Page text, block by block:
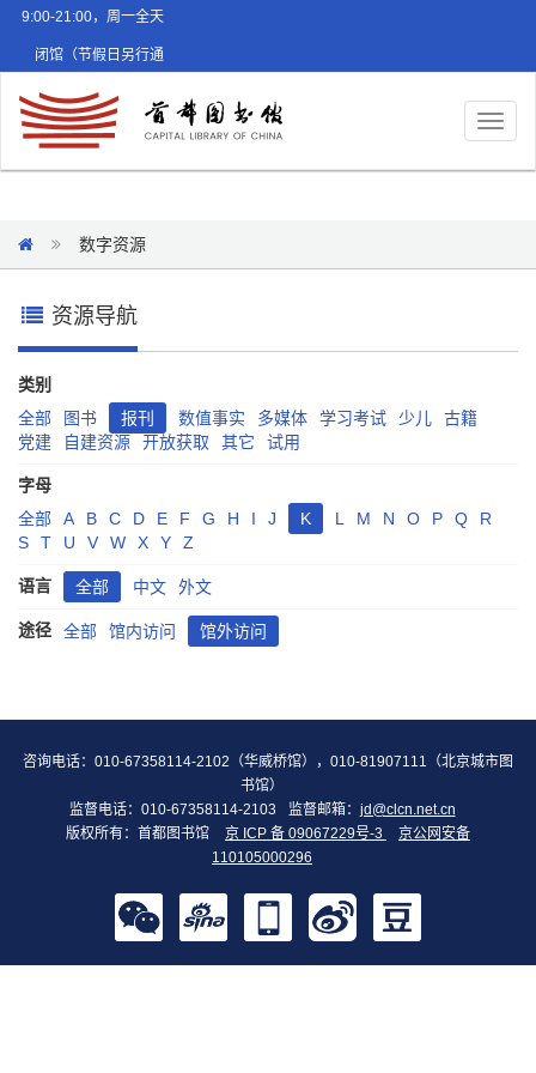
9:00-21:00，周一全天
闭馆（节假日另行通
数字资源
资源导航
类别
全部
图书 报刊 数值事实 多媒体 学习考试 少儿
古籍
党建
自建资源 开放获取 其它 试用
字母
全部
A B C D E F G H I J K L M N O P Q
R
S
T U V W X Y Z
语言 全部 中文 外文
途径 全部 馆内访问 馆外访问
咨询电话：010-67358114-2102（华威桥馆），010-81907111（北京城市图
书馆）
监督电话：010-67358114-2103
监督邮箱： jd@clcn.net.cn
版权所有：首都图书馆
京 ICP 备 09067229号-3
京公网安备
110105000296